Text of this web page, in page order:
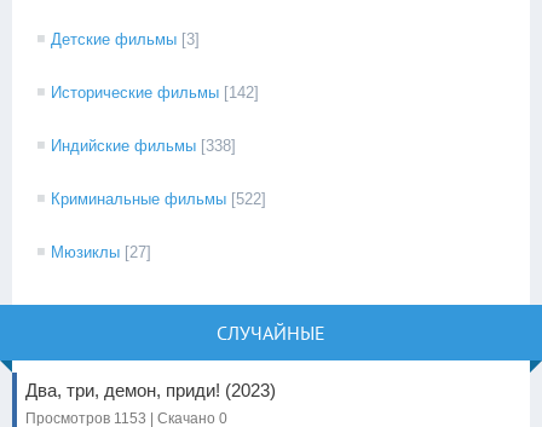
Детские фильмы [3]
Исторические фильмы [142]
Индийские фильмы [338]
Криминальные фильмы [522]
Мюзиклы [27]
СЛУЧАЙНЫЕ
Два, три, демон, приди! (2023)
Просмотров 1153 | Скачано 0